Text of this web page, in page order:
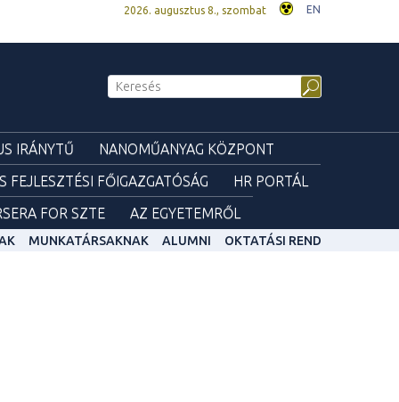
2026. augusztus 8., szombat EN
IRÁNYTŰ
NANOMŰANYAG KÖZPONT
FEJLESZTÉSI FŐIGAZGATÓSÁG
HR PORTÁL
FOR SZTE AZ EGYETEMRŐL
MUNKATÁRSAKNAK ALUMNI OKTATÁSI REND